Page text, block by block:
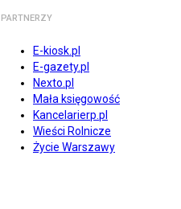
PARTNERZY
E-kiosk.pl
E-gazety.pl
Nexto.pl
Mała księgowość
Kancelarierp.pl
Wieści Rolnicze
Życie Warszawy